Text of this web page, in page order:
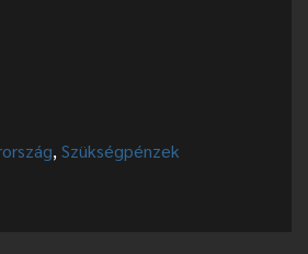
,Szükségpénzek